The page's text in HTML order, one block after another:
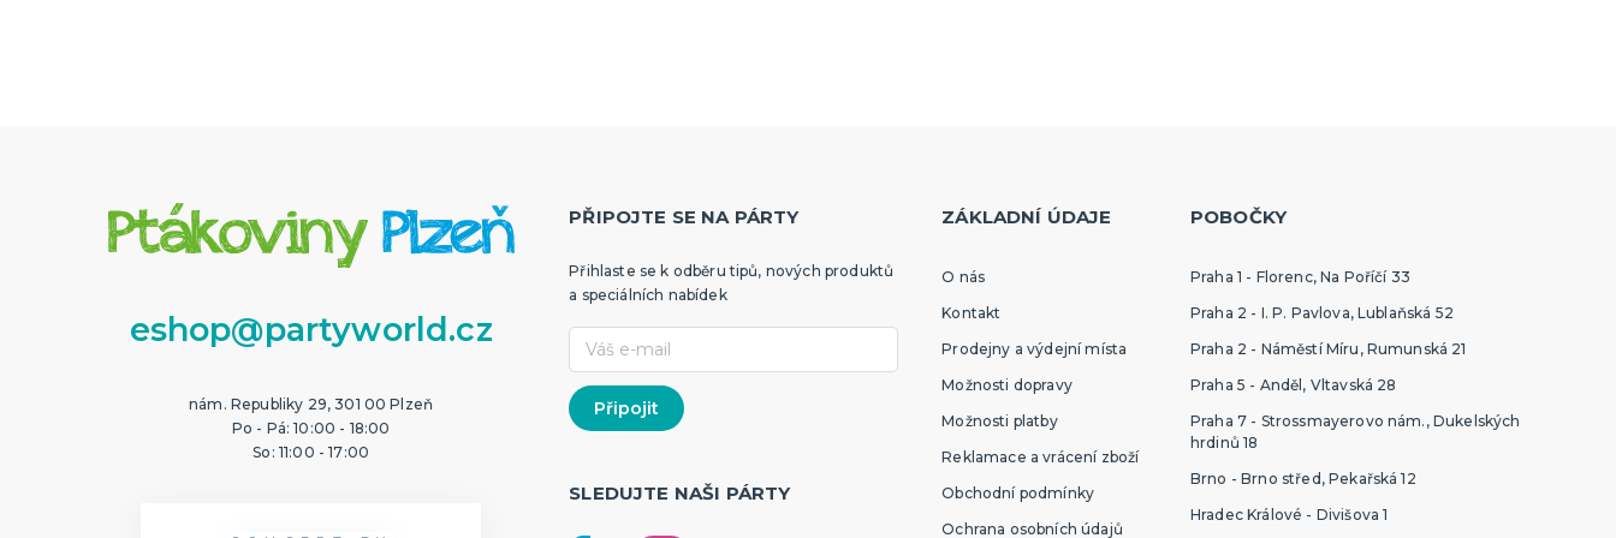
eshop@partyworld.cz
nám. Republiky 29, 301 00 Plzeň
Po - Pá: 10:00 - 18:00
So: 11:00 - 17:00
PŘIPOJTE SE NA PÁRTY
Přihlaste se k odběru tipů, nových produktů
a speciálních nabídek
SLEDUJTE NAŠI PÁRTY
ZÁKLADNÍ ÚDAJE
O nás
Kontakt
Prodejny a výdejní místa
Možnosti dopravy
Možnosti platby
Reklamace a vrácení zboží
Obchodní podmínky
Ochrana osobních údajů
POBOČKY
Praha 1 - Florenc, Na Poříčí 33
Praha 2 - I. P. Pavlova, Lublaňská 52
Praha 2 - Náměstí Míru, Rumunská 21
Praha 5 - Anděl, Vltavská 28
Praha 7 - Strossmayerovo nám., Dukelských
hrdinů 18
Brno - Brno střed, Pekařská 12
Hradec Králové - Divišova 1